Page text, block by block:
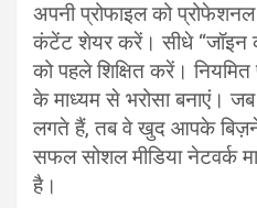
अपनी प्रोफाइल को
कंटेंट शेयर करें। सीधे “जॉइन
को पहले शिक्षित करें।
के माध्यम से भरोसा बनाएं।
लगते हैं, तब वे खुद आपके
सफल सोशल मीडिया नेटवर्क
है।